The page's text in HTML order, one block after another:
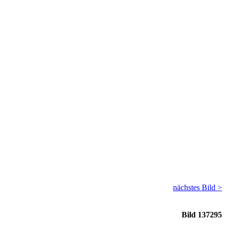
nächstes Bild >
Bild 137295